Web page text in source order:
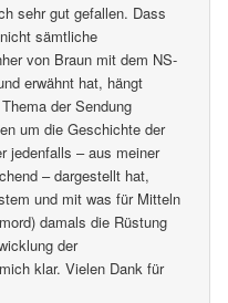
sehr gut gefallen. Dass
sämtliche
von Braun mit dem NS-
erwähnt hat, hängt
der Sendung
um die Geschichte der
jedenfalls – aus meiner
– dargestellt hat,
und mit was für Mitteln
damals die Rüstung
der
klar. Vielen Dank für